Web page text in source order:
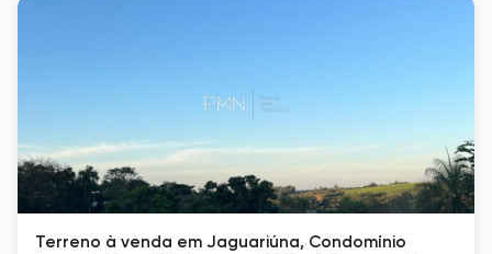
Terreno à venda em Jaguariúna, Condomínio